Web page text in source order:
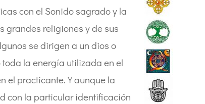
con el Sonido sagrado y la
grandes religiones y de sus
se dirigen a un dios o
la energía utilizada en el
el practicante. Y aunque la
con la particular identificación